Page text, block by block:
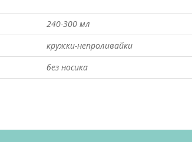
240-300 мл
кружки-непроливайки
без носика